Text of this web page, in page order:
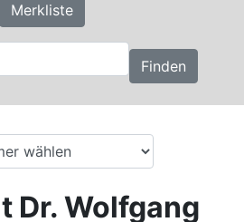
Merkliste
Finden
Dr. Wolfgang